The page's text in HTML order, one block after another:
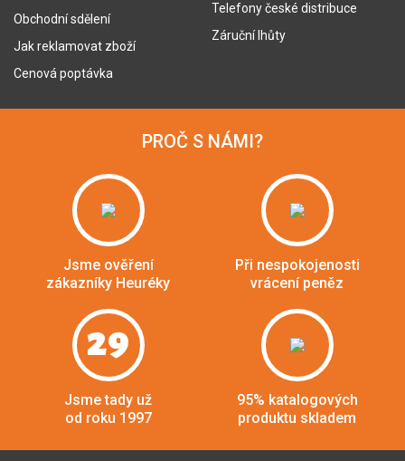
Obchodní sdělení
Jak reklamovat zboží
Cenová poptávka
Telefony české distribuce
Záruční lhůty
PROČ S NÁMI?
Jsme ověření
zákazníky Heuréky
Při nespokojenosti
vrácení peněz
29
Jsme tady už
od roku 1997
95% katalogových
produktu skladem